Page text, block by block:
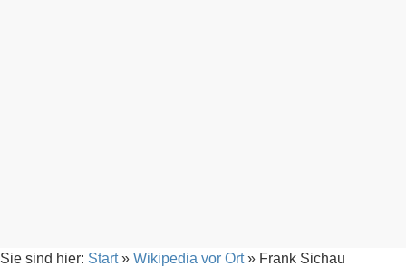
Sie sind hier: Start» Wikipedia vor Ort» Frank Sichau